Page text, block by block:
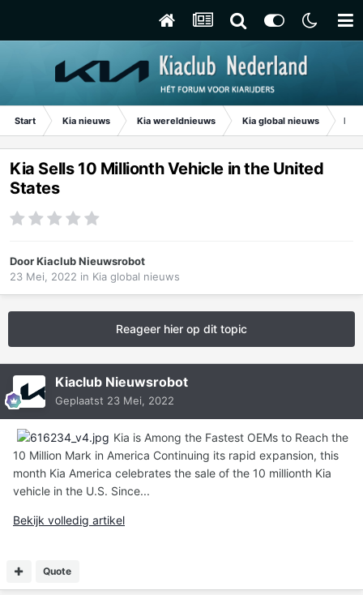
Start Kia nieuws Kia wereldnieuws Kia global nieuws Kia
Kia Sells 10 Millionth Vehicle in the United
States
DoorKiaclub Nieuwsrobot
23 Mei, 2022 in Kia global nieuws
Reageer hier op dit topic
Kiaclub Nieuwsrobot
Geplaatst 23 Mei, 2022
Kia is Among the Fastest OEMs to Reach the
10 Million Mark in America Continuing its rapid expansion, this
month Kia America celebrates the sale of the 10 millionth Kia
vehicle in the U.S. Since...
Bekijk volledig artikel
Quote